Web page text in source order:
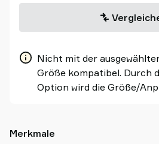
Nicht mit der
Größe kompatibel. Durch
Option wird die Größe/
Merkmale